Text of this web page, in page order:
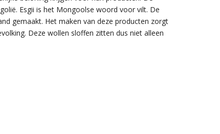
Esgii is het Mongoolse woord voor vilt. De
gemaakt. Het maken van deze producten zorgt
Deze wollen sloffen zitten dus niet alleen